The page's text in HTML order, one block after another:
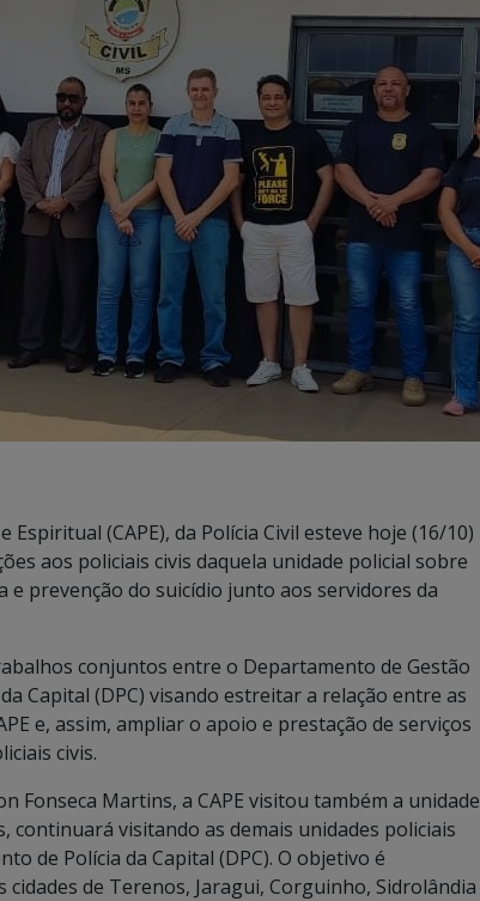
(CAPE), da Polícia Civil esteve hoje (16/10)
aos policiais civis daquela unidade policial sobre
e prevenção do suicídio junto aos servidores da
conjuntos entre o Departamento de Gestão
Capital (DPC) visando estreitar a relação entre as
e, assim, ampliar o apoio e prestação de serviços
civis.
Fonseca Martins, a CAPE visitou também a unidade
continuará visitando as demais unidades policiais
de Polícia da Capital (DPC). O objetivo é
de Terenos, Jaragui, Corguinho, Sidrolândia